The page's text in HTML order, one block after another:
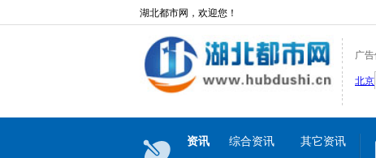
湖北都市网，欢迎您！
广
资讯 综合资讯
其它资讯